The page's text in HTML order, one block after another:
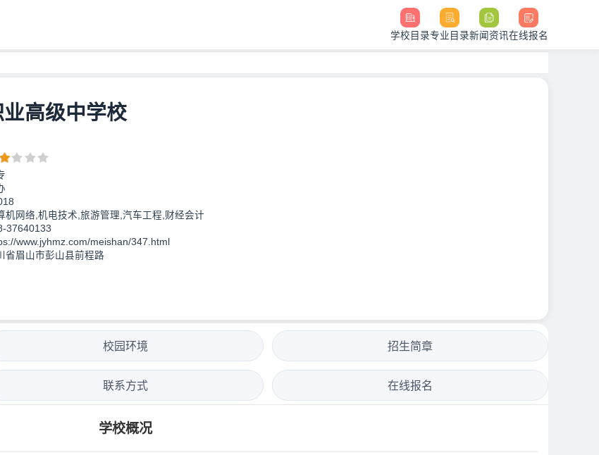
学校目录专业目录新闻资讯在线报名
高级中学校
机网络,机电技术,旅游管理,汽车工程,财经会计
37640133
www.jyhmz.com/meishan/347.html
省眉山市彭山县前程路
校园环境 招生简章
联系方式 在线报名
学校概况